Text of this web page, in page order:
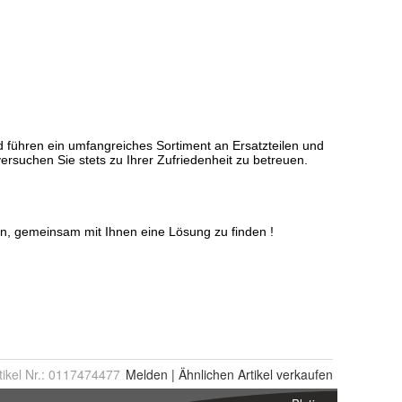
Nr.: 0117474477 Melden | Ähnlichen Artikel verkaufen